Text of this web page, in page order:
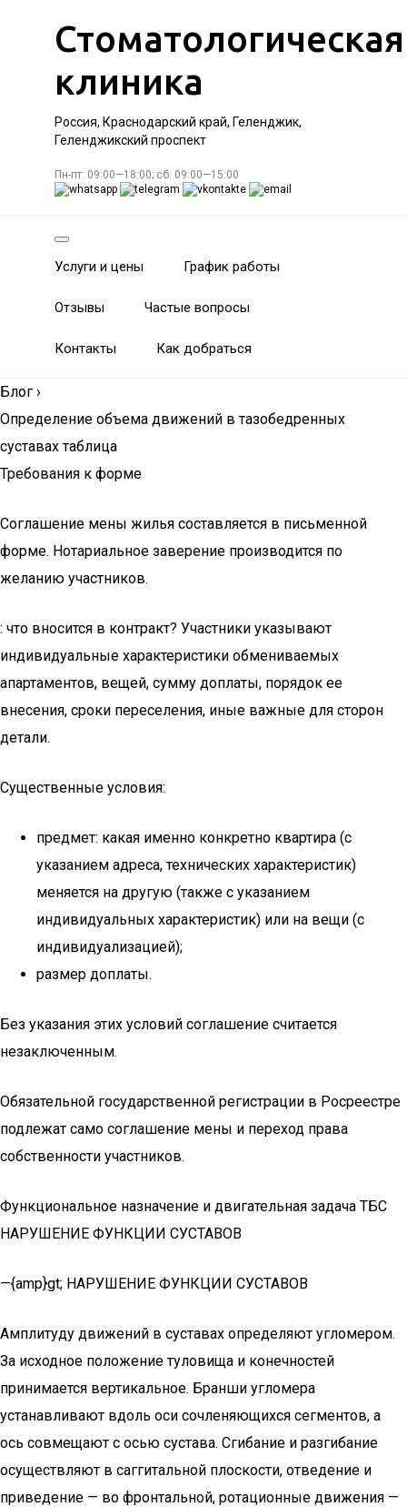
Стоматологическая
клиника
Россия, Краснодарский край, Геленджик,
Геленджикский проспект
Пн-пт: 09:00—18:00; сб: 09:00—15:00
Услуги и цены График работы
Отзывы Частые вопросы
Контакты Как добраться
Блог ›
Определение объема движений в тазобедренных
суставах таблица
Требования к форме
Соглашение мены жилья составляется в письменной
форме. Нотариальное заверение производится по
желанию участников.
: что вносится в контракт? Участники указывают
индивидуальные характеристики обмениваемых
апартаментов, вещей, сумму доплаты, порядок ее
внесения, сроки переселения, иные важные для сторон
детали.
Существенные условия:
предмет: какая именно конкретно квартира (с
указанием адреса, технических характеристик)
меняется на другую (также с указанием
индивидуальных характеристик) или на вещи (с
индивидуализацией);
размер доплаты.
Без указания этих условий соглашение считается
незаключенным.
Обязательной государственной регистрации в Росреестре
подлежат само соглашение мены и переход права
собственности участников.
Функциональное назначение и двигательная задача ТБС
НАРУШЕНИЕ ФУНКЦИИ СУСТАВОВ
—{amp}gt; НАРУШЕНИЕ ФУНКЦИИ СУСТАВОВ
Амплитуду движений в суставах определяют угломером.
За исходное положение туловища и конечностей
принимается вертикальное. Бранши угломера
устанавливают вдоль оси сочленяющихся сегментов, а
ось совмещают с осью сустава. Сгибание и разгибание
осуществляют в саггитальной плоскости, отведение и
приведение — во фронтальной, ротационные движения —